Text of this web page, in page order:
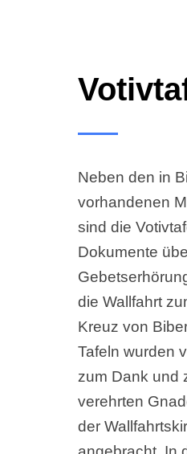
Neben den in
vorhandenen
sind die
Dokumente
die Wallfahrt
Kreuz von
Tafeln wurden
zum Dank und
verehrten
der